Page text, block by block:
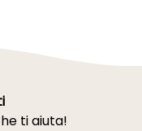
ti aiuta!